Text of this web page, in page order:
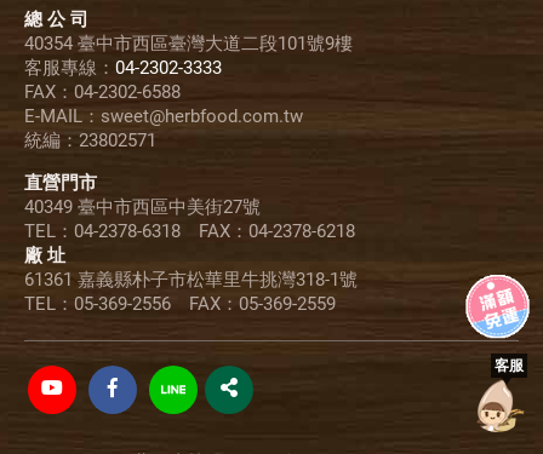
總 公 司
40354 臺中市西區臺灣大道二段101號9樓
客服專線： 04-2302-3333
FAX：04-2302-6588
E-MAIL：sweet@herbfood.com.tw
統編：23802571
直營門市
40349 臺中市西區中美街27號
TEL：04-2378-6318 FAX：04-2378-6218
廠 址
61361 嘉義縣朴子市松華里牛挑灣318-1號
TEL：05-369-2556 FAX：05-369-2559